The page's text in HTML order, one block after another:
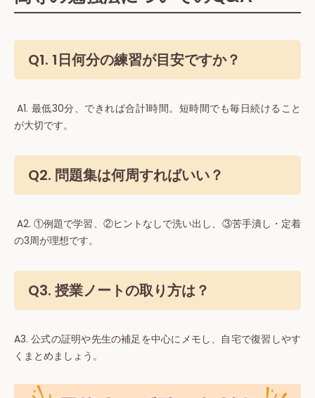
Q1. 1日何分の練習が目安ですか？
A1. 最低30分、できれば合計1時間。短時間でも毎日続けること
が大切です。
Q2. 問題集は何周すればいい？
A2. ①例題で学習、②ヒントなしで洗い出し、③苦手潰し・定着
の3周が理想です。
Q3. 授業ノートの取り方は？
A3. 公式の証明や先生の補足を中心にメモし、自宅で復習しやす
くまとめましょう。